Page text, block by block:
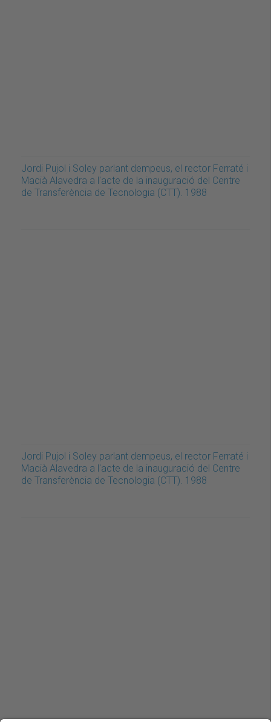
Jordi Pujol i Soley parlant dempeus, el rector Ferraté i
Macià Alavedra a l'acte de la inauguració del Centre
de Transferència de Tecnologia (CTT). 1988
Jordi Pujol i Soley parlant dempeus, el rector Ferraté i
Macià Alavedra a l'acte de la inauguració del Centre
de Transferència de Tecnologia (CTT). 1988